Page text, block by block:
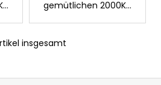
gemütlichen 2000K...
S
e
insgesamt